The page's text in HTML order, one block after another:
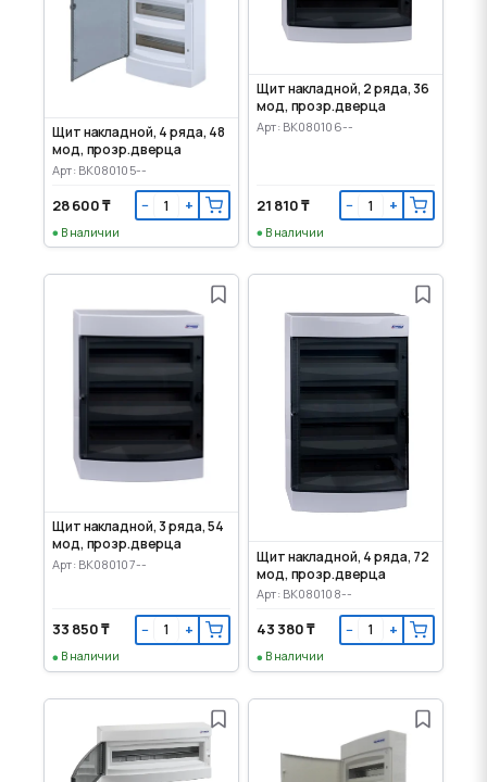
Щит накладной, 4 ряда, 48
мод, прозр.дверца
Арт: BK080105--
28 600 ₸ − +
В наличии
Щит накладной, 2 ряда, 36
мод, прозр.дверца
Арт: BK080106--
21 810 ₸ − +
В наличии
Щит накладной, 3 ряда, 54
мод, прозр.дверца
Арт: BK080107--
33 850 ₸ − +
В наличии
Щит накладной, 4 ряда, 72
мод, прозр.дверца
Арт: BK080108--
43 380 ₸ − +
В наличии